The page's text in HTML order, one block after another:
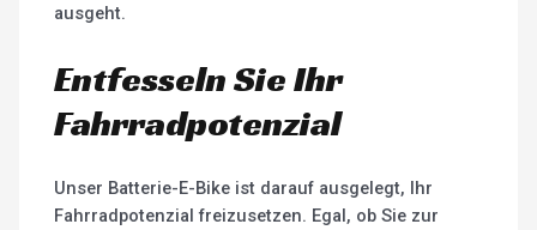
ausgeht.
Entfesseln Sie Ihr
Fahrradpotenzial
Unser Batterie-E-Bike ist darauf ausgelegt, Ihr
Fahrradpotenzial freizusetzen. Egal, ob Sie zur